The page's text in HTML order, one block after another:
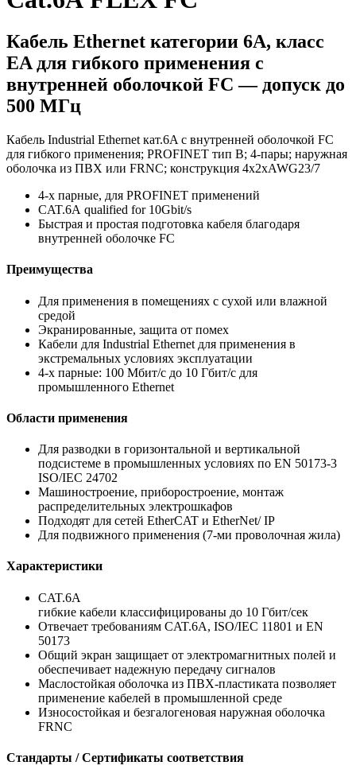
Кабель Ethernet категории 6A, класс
EA для гибкого применения с
внутренней оболочкой FC — допуск до
500 МГц
Кабель Industrial Ethernet кат.6A с внутренней оболочкой FC
для гибкого применения; PROFINET тип B; 4-пары; наружная
оболочка из ПВХ или FRNC; конструкция 4x2xAWG23/7
4-х парные, для PROFINET применений
CAT.6A qualified for 10Gbit/s
Быстрая и простая подготовка кабеля благодаря
внутренней оболочке FC
Преимущества
Для применения в помещениях с сухой или влажной
средой
Экранированные, защита от помех
Кабели для Industrial Ethernet для применения в
экстремальных условиях эксплуатации
4-х парные: 100 Мбит/с до 10 Гбит/с для
промышленного Ethernet
Области применения
Для разводки в горизонтальной и вертикальной
подсистеме в промышленных условиях по EN 50173-3
ISO/IEC 24702
Машиностроение, приборостроение, монтаж
распределительных электрошкафов
Подходят для сетей EtherCAT и EtherNet/ IP
Для подвижного применения (7-ми проволочная жила)
Характеристики
CAT.6A
гибкие кабели классифицированы до 10 Гбит/сек
Отвечает требованиям CAT.6A, ISO/IEC 11801 и EN
50173
Общий экран защищает от электромагнитных полей и
обеспечивает надежную передачу сигналов
Маслостойкая оболочка из ПВХ-пластиката позволяет
применение кабелей в промышленной среде
Износостойкая и безгалогеновая наружная оболочка
FRNC
Стандарты / Сертификаты соответствия